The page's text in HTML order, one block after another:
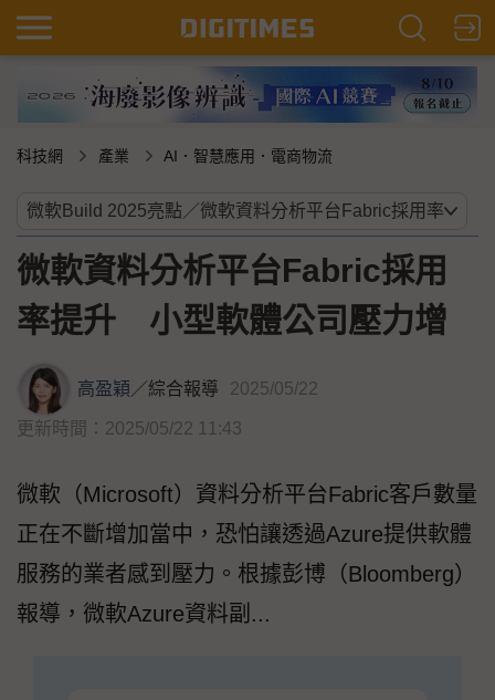
科技網 產業 AI．智慧應用．電商物流
微軟資料分析平台Fabric採用
率提升 小型軟體公司壓力增
高盈穎／綜合報導 2025/05/22
更新時間：2025/05/22 11:43
微軟（Microsoft）資料分析平台Fabric客戶數量
正在不斷增加當中，恐怕讓透過Azure提供軟體
服務的業者感到壓力。根據彭博（Bloomberg）
報導，微軟Azure資料副...